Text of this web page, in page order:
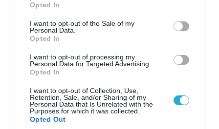
use your data for below specified purposes in below Google
consent section.
Opted In
I want to opt-out of the Sale of my
Personal Data.
Opted In
I want to opt-out of processing my
Personal Data for Targeted Advertising.
Opted In
I want to opt-out of Collection, Use,
Retention, Sale, and/or Sharing of my
Personal Data that Is Unrelated with the
Purposes for which it was collected.
Opted Out